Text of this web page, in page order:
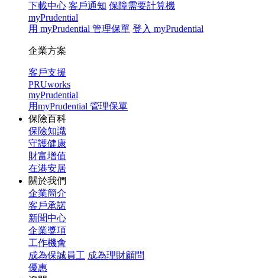
下載中心 客戶通知 保障需要計算機
myPrudential
用 myPrudential 管理保單 登入 myPrudential
企業方案
客戶支援
PRUworks
myPrudential
用myPrudential 管理保單
保險百科
保險知識
守護健康
財富增值
在港安居
關於我們
企業簡介
客戶承諾
新聞中心
企業獎項
工作機會
成為保誠員工 成為理財顧問
優惠